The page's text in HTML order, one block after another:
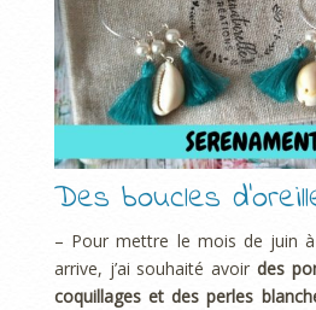
Des boucles
– Pour mettre le mois de juin à
arrive, j’ai souhaité avoir des
coquillages et des perles